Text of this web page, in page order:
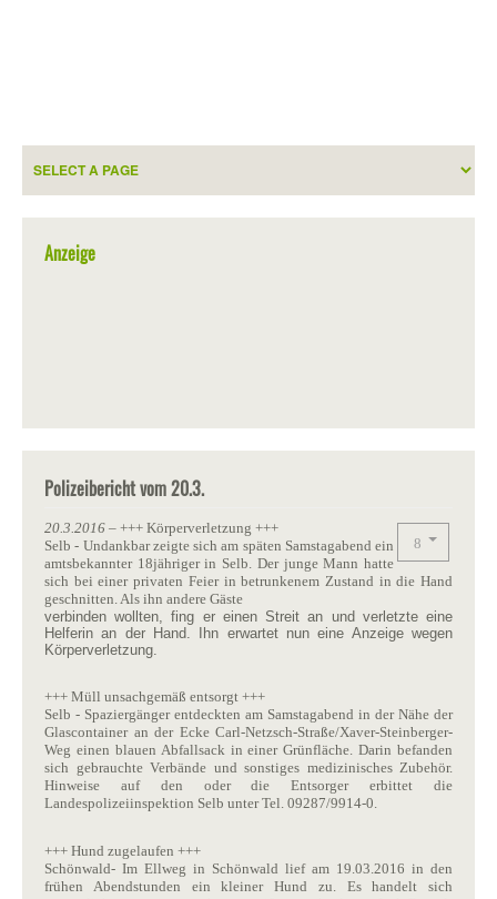
Anzeige
Polizeibericht vom 20.3.
20.3.2016 – +++ Körperverletzung +++
Selb - Undankbar zeigte sich am späten Samstagabend ein
amtsbekannter 18jähriger in Selb. Der junge Mann hatte
sich bei einer privaten Feier in betrunkenem Zustand in die Hand
geschnitten. Als ihn andere Gäste
verbinden wollten, fing er einen Streit an und verletzte eine
Helferin an der Hand. Ihn erwartet nun eine Anzeige wegen
Körperverletzung.
+++ Müll unsachgemäß entsorgt +++
Selb - Spaziergänger entdeckten am Samstagabend in der Nähe der
Glascontainer an der Ecke Carl-Netzsch-Straße/Xaver-Steinberger-
Weg einen blauen Abfallsack in einer Grünfläche. Darin befanden
sich gebrauchte Verbände und sonstiges medizinisches Zubehör.
Hinweise auf den oder die Entsorger erbittet die
Landespolizeiinspektion Selb unter Tel. 09287/9914-0.
+++ Hund zugelaufen +++
Schönwald- Im Ellweg in Schönwald lief am 19.03.2016 in den
frühen Abendstunden ein kleiner Hund zu. Es handelt sich